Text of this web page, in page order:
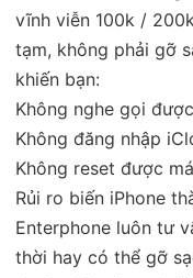
vĩnh viễn 100k /
tạm, không phải gỡ
khiến bạn:
Không nghe gọi được
Không đăng nhập
Không reset được
Rủi ro biến iPhone
Enterphone luôn tư
thời hay có thể gỡ